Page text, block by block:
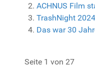
ACHNUS Film
TrashNight
Das war 30
Seite 1 von 27